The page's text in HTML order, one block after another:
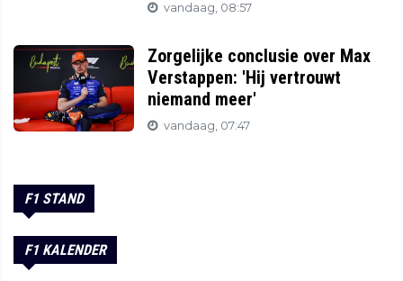
vandaag, 08:57
Zorgelijke conclusie over Max
Verstappen: 'Hij vertrouwt
niemand meer'
vandaag, 07:47
F1 STAND
F1 KALENDER